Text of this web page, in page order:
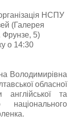
НСПУ
(Галерея
5)
о 14:30
Володимирівна
обласної
та
національного